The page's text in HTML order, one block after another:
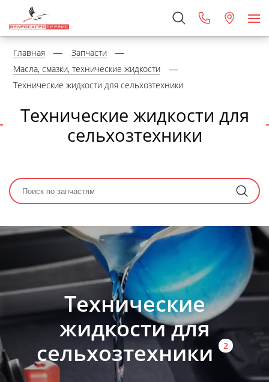
Главная
Запчасти
Масла, смазки, технические жидкости
Технические жидкости для сельхозтехники
Технические жидкости для
сельхозтехники
Технические
жидкости для
сельхозтехники
2